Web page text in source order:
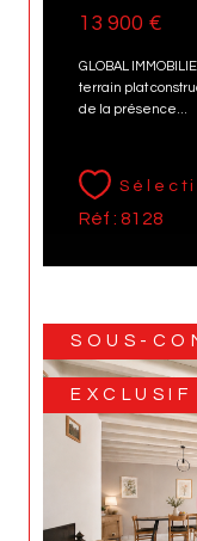
13 900 €
GLOBAL
terrain plat
de la présence...
Réf : 8128
SOUS-
EXCLUSIF